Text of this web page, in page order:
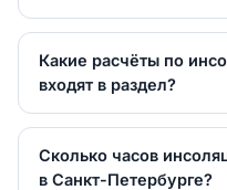
Какие расчёты по
входят в раздел?
Сколько часов
в Санкт-Петербурге?